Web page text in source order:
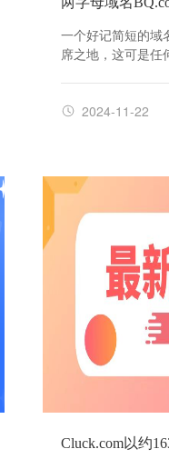
一个好记简短的域
席之地，这可是任
2024-11-22